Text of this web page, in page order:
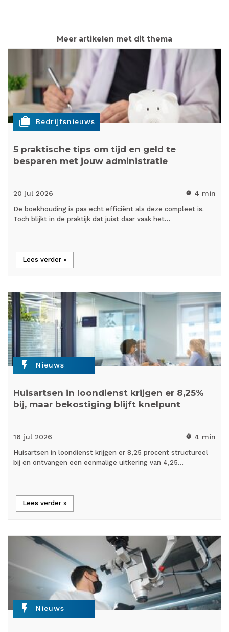
Meer artikelen met dit thema
cases Bedrijfsnieuws
5 praktische tips om tijd en geld te
besparen met jouw administratie
20 jul 2026 timer 4 min
De boekhouding is pas echt efficiënt als deze compleet is.
Toch blijkt in de praktijk dat juist daar vaak het…
Lees verder »
flash_on Nieuws
Huisartsen in loondienst krijgen er 8,25%
bij, maar bekostiging blijft knelpunt
16 jul 2026 timer 4 min
Huisartsen in loondienst krijgen er 8,25 procent structureel
bij en ontvangen een eenmalige uitkering van 4,25…
Lees verder »
flash_on Nieuws